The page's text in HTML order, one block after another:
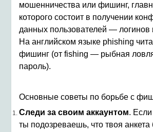
мошенничества или фишинг,
которого состоит в получении
данных пользователей — логинов
На английском языке phishing
фишинг (от fishing — рыбная
пароль).
Основные советы по борьбе с
Следи за своим аккаунтом. Если
ты подозреваешь, что твоя